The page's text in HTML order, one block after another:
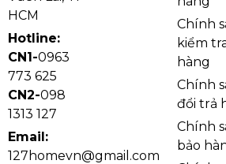
HCM
Hotline:
CN1-0963
773 625
CN2-098
1313 127
Email:
127homevn@gmail.com
Chính
kiểm
hàng
Chính
đổi trả
Chính
bảo